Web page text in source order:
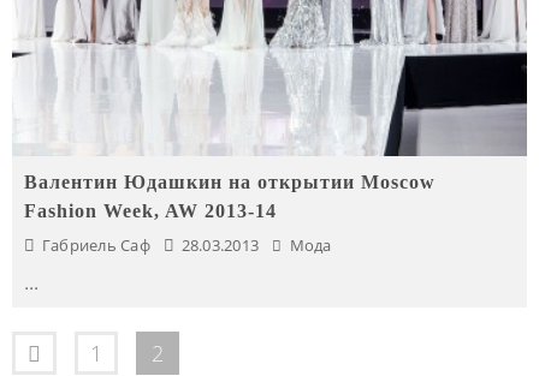
Валентин Юдашкин на открытии Moscow
Fashion Week, AW 2013-14
Габриель Саф 28.03.2013 Мода
...
1 2